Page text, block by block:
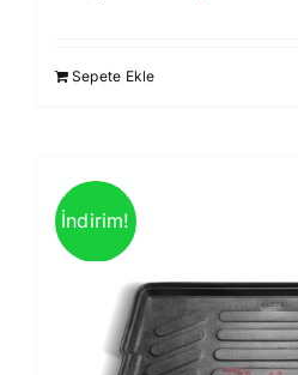
Sepete Ekle
İndirim!